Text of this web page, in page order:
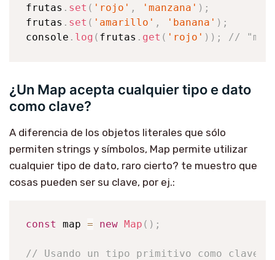
frutas . set ( 'rojo' , 'manzana' ) ;
frutas . set ( 'amarillo' , 'banana' ) ;
console . log ( frutas . get ( 'rojo' ) ) ; //
¿Un Map acepta cualquier tipo e dato
como clave?
A diferencia de los objetos literales que sólo
permiten strings y símbolos, Map permite utilizar
cualquier tipo de dato, raro cierto? te muestro que
cosas pueden ser su clave, por ej.:
const map = new Map ( ) ;
// Usando un tipo primitivo como clave